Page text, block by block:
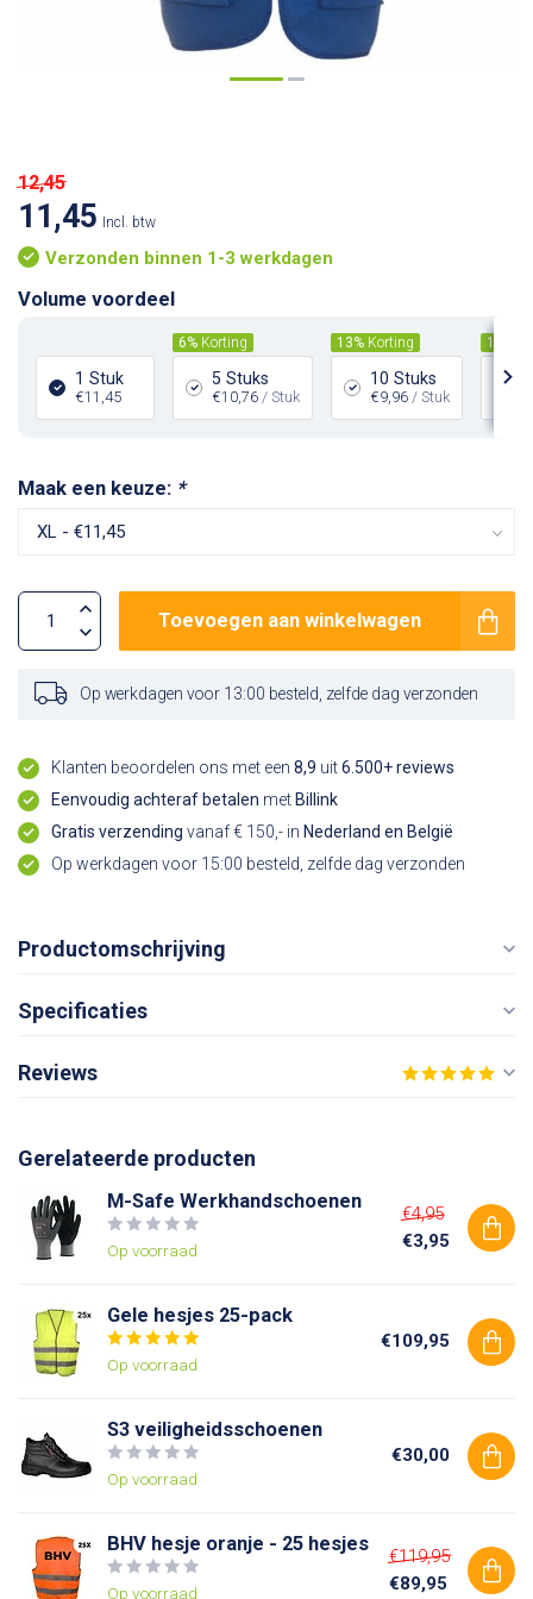
12,45
11,45 Incl. btw
Verzonden binnen 1-3 werkdagen
Volume voordeel
1 Stuk
€11,45
6% Korting
5 Stuks
€10,76 / Stuk
13% Korting
10 Stuks
€9,96 / Stuk
19%
Maak een keuze: *
Toevoegen aan winkelwagen
Op werkdagen voor 13:00 besteld, zelfde dag verzonden
Klanten beoordelen ons met een 8,9 uit6.500+ reviews
Eenvoudig achteraf betalen met Billink
Gratis verzending vanaf € 150,- in Nederland en België
Op werkdagen voor 15:00 besteld, zelfde dag verzonden
Productomschrijving
Specificaties
Reviews
Gerelateerde producten
M-Safe Werkhandschoenen
Op voorraad
€4,95
€3,95
Gele hesjes 25-pack
Op voorraad
€109,95
S3 veiligheidsschoenen
Op voorraad
€30,00
BHV hesje oranje - 25 hesjes
Op voorraad
€119,95
€89,95